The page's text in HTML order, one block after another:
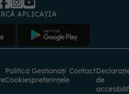
APLICAȚIA
Politica
Cookies
Gestionați
preferințele
Contact
de